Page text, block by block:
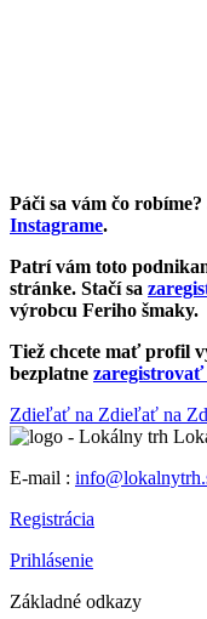
Páči sa vám čo
Instagrame.
Patrí vám toto
stránke. Stačí sa
výrobcu Feriho šmaky.
Tiež chcete mať profil
bezplatne zaregistrovať
Zdieľať na Zdieľať na
E-mail :
Registrácia
Prihlásenie
Základné odkazy